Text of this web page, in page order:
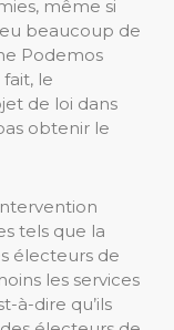
même si
beaucoup de
Podemos
le
de loi dans
obtenir le
tels que la
électeurs de
les services
à-dire qu’ils